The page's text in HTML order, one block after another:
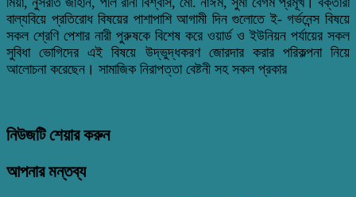
বাল্যবিয়ে প্রতিরোধ বিষয়ের পাশাপাশি আগামী দিন গুলোতে ই- গর্ভনেন্স বিষয়ে
সকল শ্রেণি পেশার নারী পুরুষকে বিশেষ করে ওয়ার্ড ও ইউনিয়ন পর্যায়ের সকল
সুবিধা ভোগিদের এই বিষয়ে উদ্ভুদ্ধকরণ জোরদার করার পরিকল্পনা নিয়ে
আলোচনা করেছেন। সামাজিক নিরাপত্তা বেষ্টনী সহ সকল প্রকার
নিউজটি শেয়ার করুন
আপনার মন্তব্য